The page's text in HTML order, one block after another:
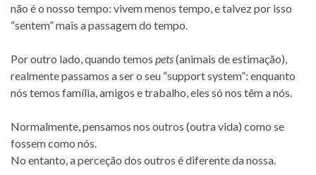
não é o nosso tempo: vivem menos tempo, e talvez por isso
“sentem” mais a passagem do tempo.
Por outro lado, quando temos pets(animais de estimação),
realmente passamos a ser o seu “support system”: enquanto
nós temos família, amigos e trabalho, eles só nos têm a nós.
Normalmente, pensamos nos outros (outra vida) como se
fossem como nós.
No entanto, a perceção dos outros é diferente da nossa.